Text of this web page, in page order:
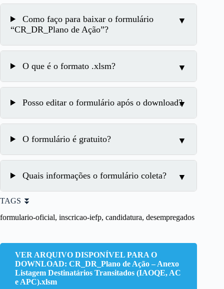
Como faço para baixar o formulário
“CR_DR_Plano de Ação”?
O que é o formato .xlsm?
Posso editar o formulário após o download?
O formulário é gratuito?
Quais informações o formulário coleta?
TAGS ⏬
formulario-oficial, inscricao-iefp, candidatura, desempregados
VER ARQUIVO DISPONÍVEL PARA O
DOWNLOAD: CR_DR_Plano de Ação – Anexo
Listagem Destinatários Transitados (IAOQE, AC
e APC).xlsm